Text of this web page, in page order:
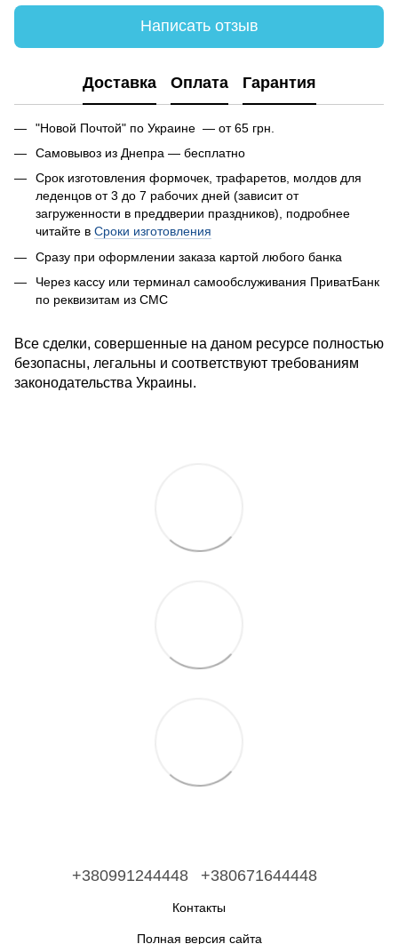
Написать отзыв
Доставка Оплата Гарантия
"Новой Почтой" по Украине — от 65 грн.
Самовывоз из Днепра — бесплатно
Срок изготовления формочек, трафаретов, молдов для
леденцов от 3 до 7 рабочих дней (зависит от
загруженности в преддверии праздников), подробнее
читайте в Сроки изготовления
Сразу при оформлении заказа картой любого банка
Через кассу или терминал самообслуживания ПриватБанк
по реквизитам из СМС
Все сделки, совершенные на даном ресурсе полностью
безопасны, легальны и соответствуют требованиям
законодательства Украины.
+380991244448 +380671644448
Контакты
Полная версия сайта